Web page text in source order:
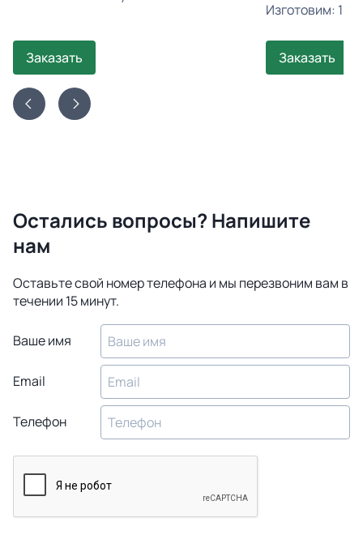
Заказать
Изготовим: 18
Заказать
Остались вопросы? Напишите
нам
Оставьте свой номер телефона и мы перезвоним вам в
течении 15 минут.
Ваше имя
Email
Телефон